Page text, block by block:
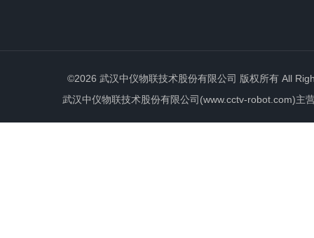
©2026 武汉中仪物联技术股份有限公司 版权所有 All
武汉中仪物联技术股份有限公司(www.cctv-robot.com)主